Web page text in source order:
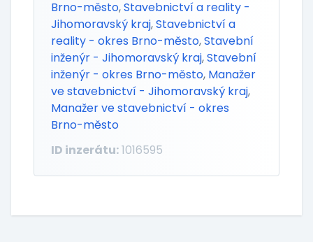
Brno-město,Stavebnictví a reality -
Jihomoravský kraj,Stavebnictví a
reality - okres Brno-město,Stavební
inženýr - Jihomoravský kraj,Stavební
inženýr - okres Brno-město, Manažer
ve stavebnictví - Jihomoravský kraj,
Manažer ve stavebnictví - okres
Brno-město
ID inzerátu:1016595